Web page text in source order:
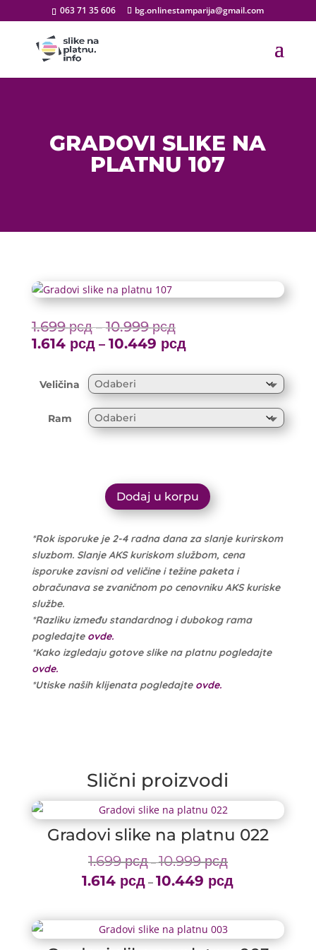
063 71 35 606 bg.onlinestamparija@gmail.com
GRADOVI SLIKE NA
PLATNU 107
1.699рсд – 10.999рсдPrice
range:
through
10.999 рсд
1.614 рсд – 10.449 рсд
1.614 рсд
through
10.449 рсд
Veličina
Ram
Dodaj u korpu
*Rok isporuke je 2-4 radna dana za slanje kurirskom
sluzbom. Slanje AKS kuriskom službom, cena
isporuke zavisni od veličine i težine paketa i
obračunava se zvaničnom po cenovniku AKS kuriske
službe.
*Razliku između standardnog i dubokog rama
pogledajte ovde.
*Kako izgledaju gotove slike na platnu pogledajte
ovde.
*Utiske naših klijenata pogledajte ovde.
Slični proizvodi
Gradovi slike na platnu 022
1.699рсд – 10.999рсдPrice
range:
10.999 рсд
1.614 рсд – 10.449 рсд